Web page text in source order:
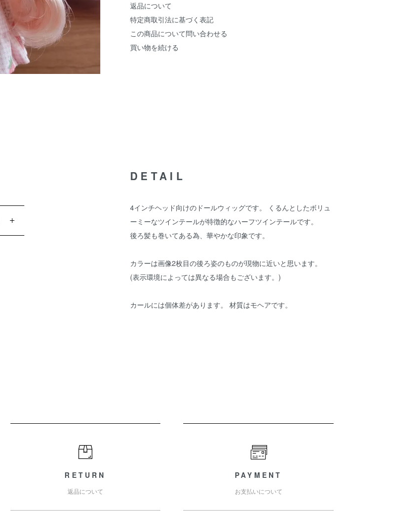
返品について
特定商取引法に基づく表記
この商品について問い合わせる
買い物を続ける
DETAIL
4インチヘッド向けのドールウィッグです。 くるんとしたボリュ
ーミーなツインテールが特徴的なハーフツインテールです。
後ろ髪も巻いてある為、華やかな印象です。
カラーは画像2枚目の後ろ姿のものが現物に近いと思います。
(表示環境によっては異なる場合もございます。)
カールには個体差があります。 材質はモヘアです。
RETURN
返品について
PAYMENT
お支払いについて